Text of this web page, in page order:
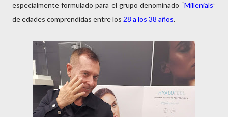
especialmente formulado para el grupo denominado “Millenials”
de edades comprendidas entre los 28 a los 38 años.